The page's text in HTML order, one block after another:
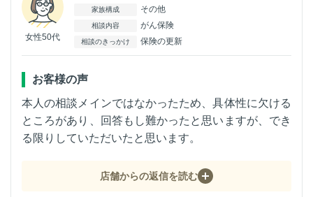
女性50代
家族構成 その他
相談内容 がん保険
相談のきっかけ 保険の更新
お客様の声
本人の相談メインではなかったため、具体性に欠ける
ところがあり、回答もし難かったと思いますが、でき
る限りしていただいたと思います。
店舗からの返信を読む